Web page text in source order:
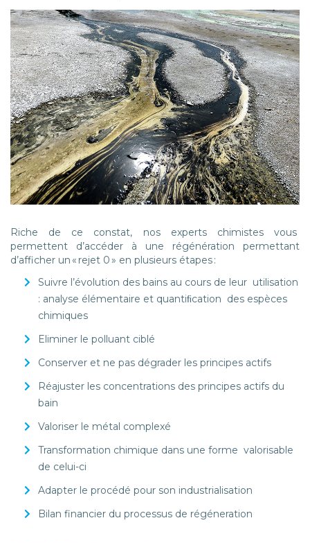
Riche de ce constat, nos experts chimistes vous
permettent d’accéder à une régénération permettant
d’afficher un « rejet 0 » en plusieurs étapes :
Suivre l’évolution des bains au cours de leur utilisation
: analyse élémentaire et quantiﬁcation des espèces
chimiques
Eliminer le polluant ciblé
Conserver et ne pas dégrader les principes actifs
Réajuster les concentrations des principes actifs du
bain
Valoriser le métal complexé
Transformation chimique dans une forme valorisable
de celui-ci
Adapter le procédé pour son industrialisation
Bilan financier du processus de régéneration